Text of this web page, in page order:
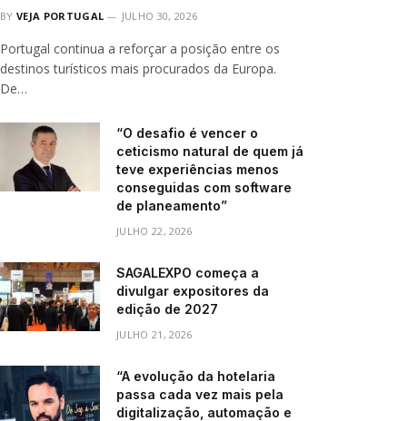
BY VEJA PORTUGAL JULHO 30, 2026
Portugal continua a reforçar a posição entre os
destinos turísticos mais procurados da Europa.
De…
“O desafio é vencer o
ceticismo natural de quem já
teve experiências menos
conseguidas com software
de planeamento”
JULHO 22, 2026
SAGALEXPO começa a
divulgar expositores da
edição de 2027
JULHO 21, 2026
“A evolução da hotelaria
passa cada vez mais pela
digitalização, automação e